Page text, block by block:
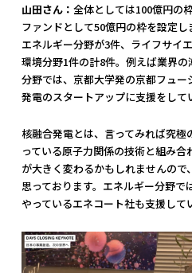
山田さん： 全体としては100億円の
ファンドとして50億円の枠を設定
エネルギー分野が3件、ライフサイ
環境分野1件の計8件。例えば業界
分野では、京都大学発の京都フュ
発電のスタートアップに支援をして
核融合発電とは、言ってみれば究
っている原子力関係の技術と組み
が大きく変わるかもしれませんの
思っております。エネルギー分野
やっているエネコート社も支援して